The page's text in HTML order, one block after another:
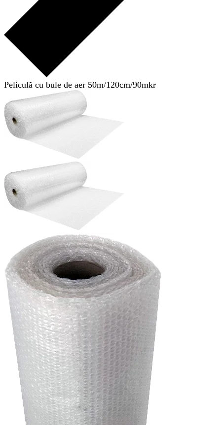
Peliculă cu bule de aer 50m/120cm/90mkr